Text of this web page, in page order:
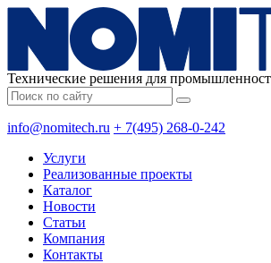
Технические решения для
info@nomitech.ru + 7(495) 268-0-242
Услуги
Реализованные проекты
Каталог
Новости
Статьи
Компания
Контакты